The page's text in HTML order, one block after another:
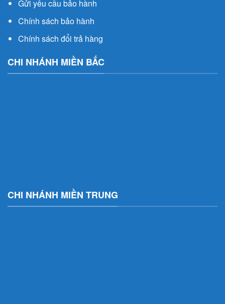
Gửi yêu cầu bảo hành
Chính sách bảo hành
Chính sách đổi trả hàng
CHI NHÁNH MIỀN BẮC
CHI NHÁNH MIỀN TRUNG